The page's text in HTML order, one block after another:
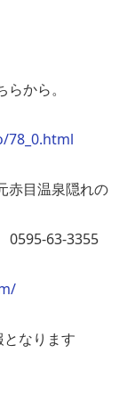
から。
赤目温泉隠れの
63-3355
なります